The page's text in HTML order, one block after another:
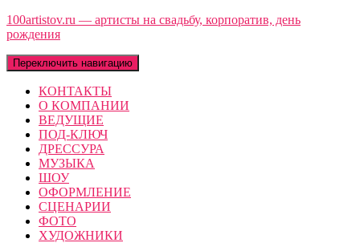
100artistov.ru — артисты на свадьбу, корпоратив, день
рождения
Переключить навигацию
КОНТАКТЫ
О КОМПАНИИ
ВЕДУЩИЕ
ПОД-КЛЮЧ
ДРЕССУРА
МУЗЫКА
ШОУ
ОФОРМЛЕНИЕ
СЦЕНАРИИ
ФОТО
ХУДОЖНИКИ